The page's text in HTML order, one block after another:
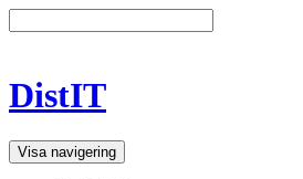
DistIT
Visa navigering